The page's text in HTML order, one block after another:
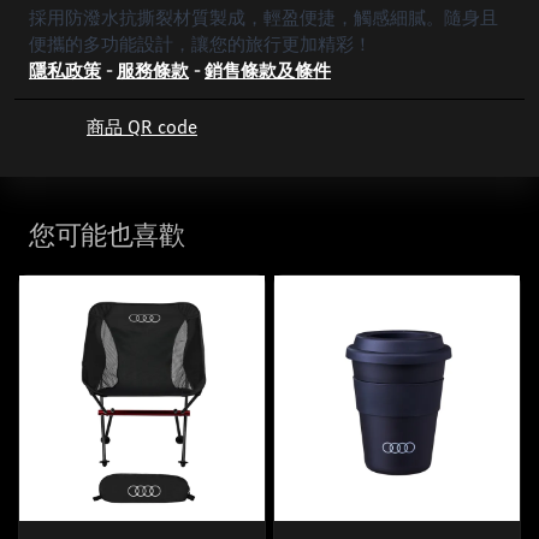
採用防潑水抗撕裂材質製成，輕盈便捷，觸感細膩。隨身且
便攜的多功能設計，讓您的旅行更加精彩！
隱私政策 - 服務條款 -銷售條款及條件
商品 QR code
您可能也喜歡